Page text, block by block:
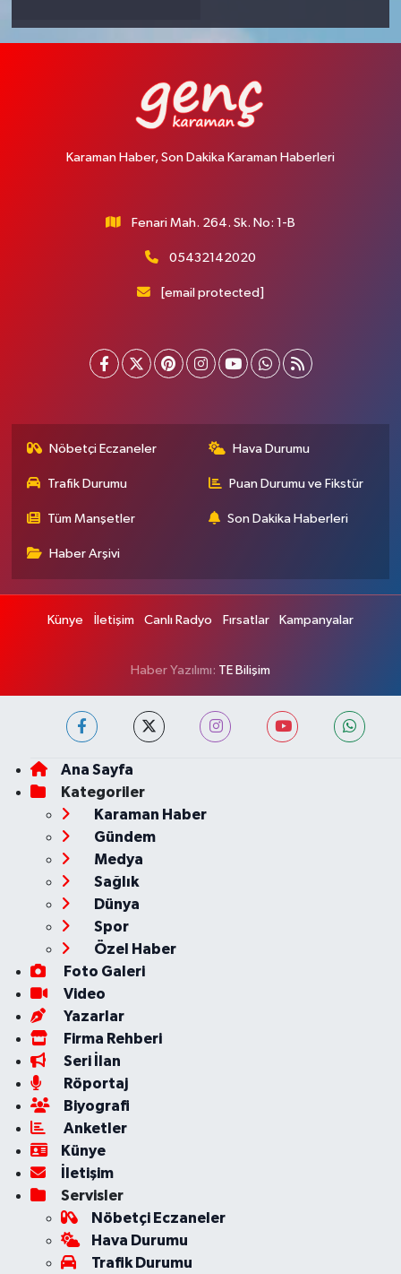
Karaman Haber, Son Dakika Karaman Haberleri
Fenari Mah. 264. Sk. No: 1-B
05432142020
[email protected]
Nöbetçi Eczaneler Hava Durumu
Trafik Durumu Puan Durumu ve Fikstür
Tüm Manşetler Son Dakika Haberleri
Haber Arşivi
Künye İletişim Canlı Radyo Fırsatlar Kampanyalar
Haber Yazılımı: TE Bilişim
Ana Sayfa
Kategoriler
Karaman Haber
Gündem
Medya
Sağlık
Dünya
Spor
Özel Haber
Foto Galeri
Video
Yazarlar
Firma Rehberi
Seri İlan
Röportaj
Biyografi
Anketler
Künye
İletişim
Servisler
Nöbetçi Eczaneler
Hava Durumu
Trafik Durumu